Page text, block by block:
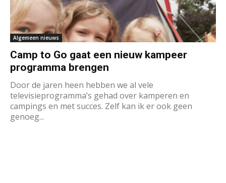
Algemeen nieuws
Camp to Go gaat een nieuw kampeer
programma brengen
Door de jaren heen hebben we al vele
televisieprogramma’s gehad over kamperen en
campings en met succes. Zelf kan ik er ook geen
genoeg...